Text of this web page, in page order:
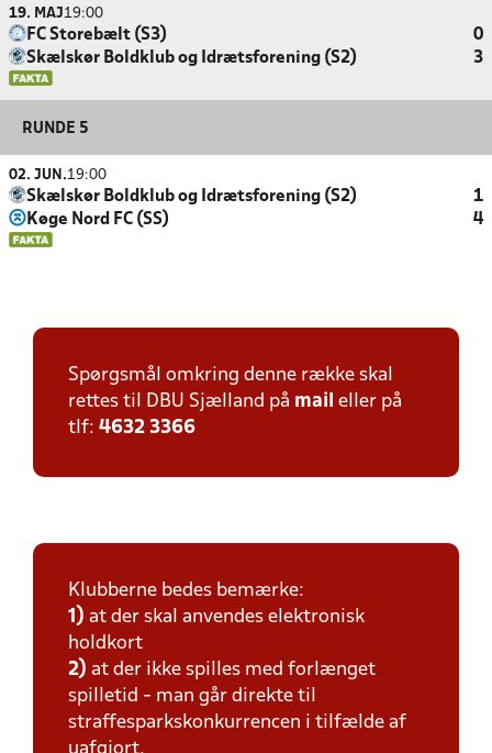
19. MAJ19:00
FC Storebælt (S3)
0
Skælskør Boldklub og Idrætsforening (S2)
3
RUNDE 5
02. JUN.19:00
Skælskør Boldklub og Idrætsforening (S2)
1
Køge Nord FC (SS)
4
Spørgsmål omkring denne række skal
rettes til DBU Sjælland på mail eller på
tlf: 4632 3366
Klubberne bedes bemærke:
1) at der skal anvendes elektronisk
holdkort
2) at der ikke spilles med forlænget
spilletid - man går direkte til
straffesparkskonkurrencen i tilfælde af
uafgjort.